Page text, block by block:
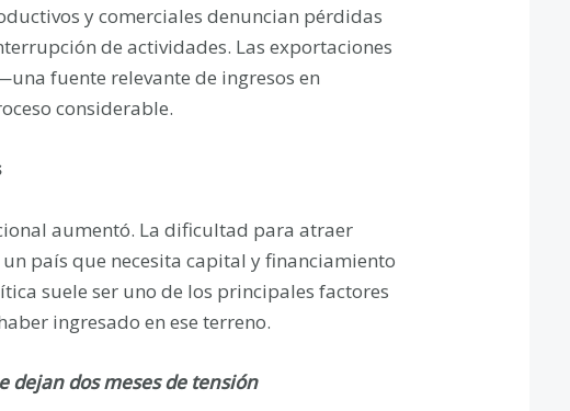
y comerciales denuncian pérdidas
de actividades. Las exportaciones
fuente relevante de ingresos en
considerable.
aumentó. La dificultad para atraer
país que necesita capital y financiamiento
suele ser uno de los principales factores
ingresado en ese terreno.
dejan dos meses de tensión